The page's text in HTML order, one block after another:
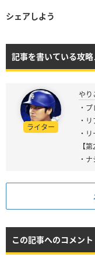
シェアしよう
記事を書いている攻
ライター
やり
・
・
・
【
・
この記事へのコメント